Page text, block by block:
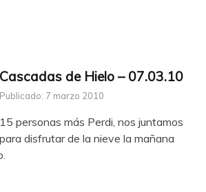
Cascadas de Hielo – 07.03.10
Publicado: 7 marzo 2010
15 personas más Perdi, nos juntamos
para disfrutar de la nieve la mañana